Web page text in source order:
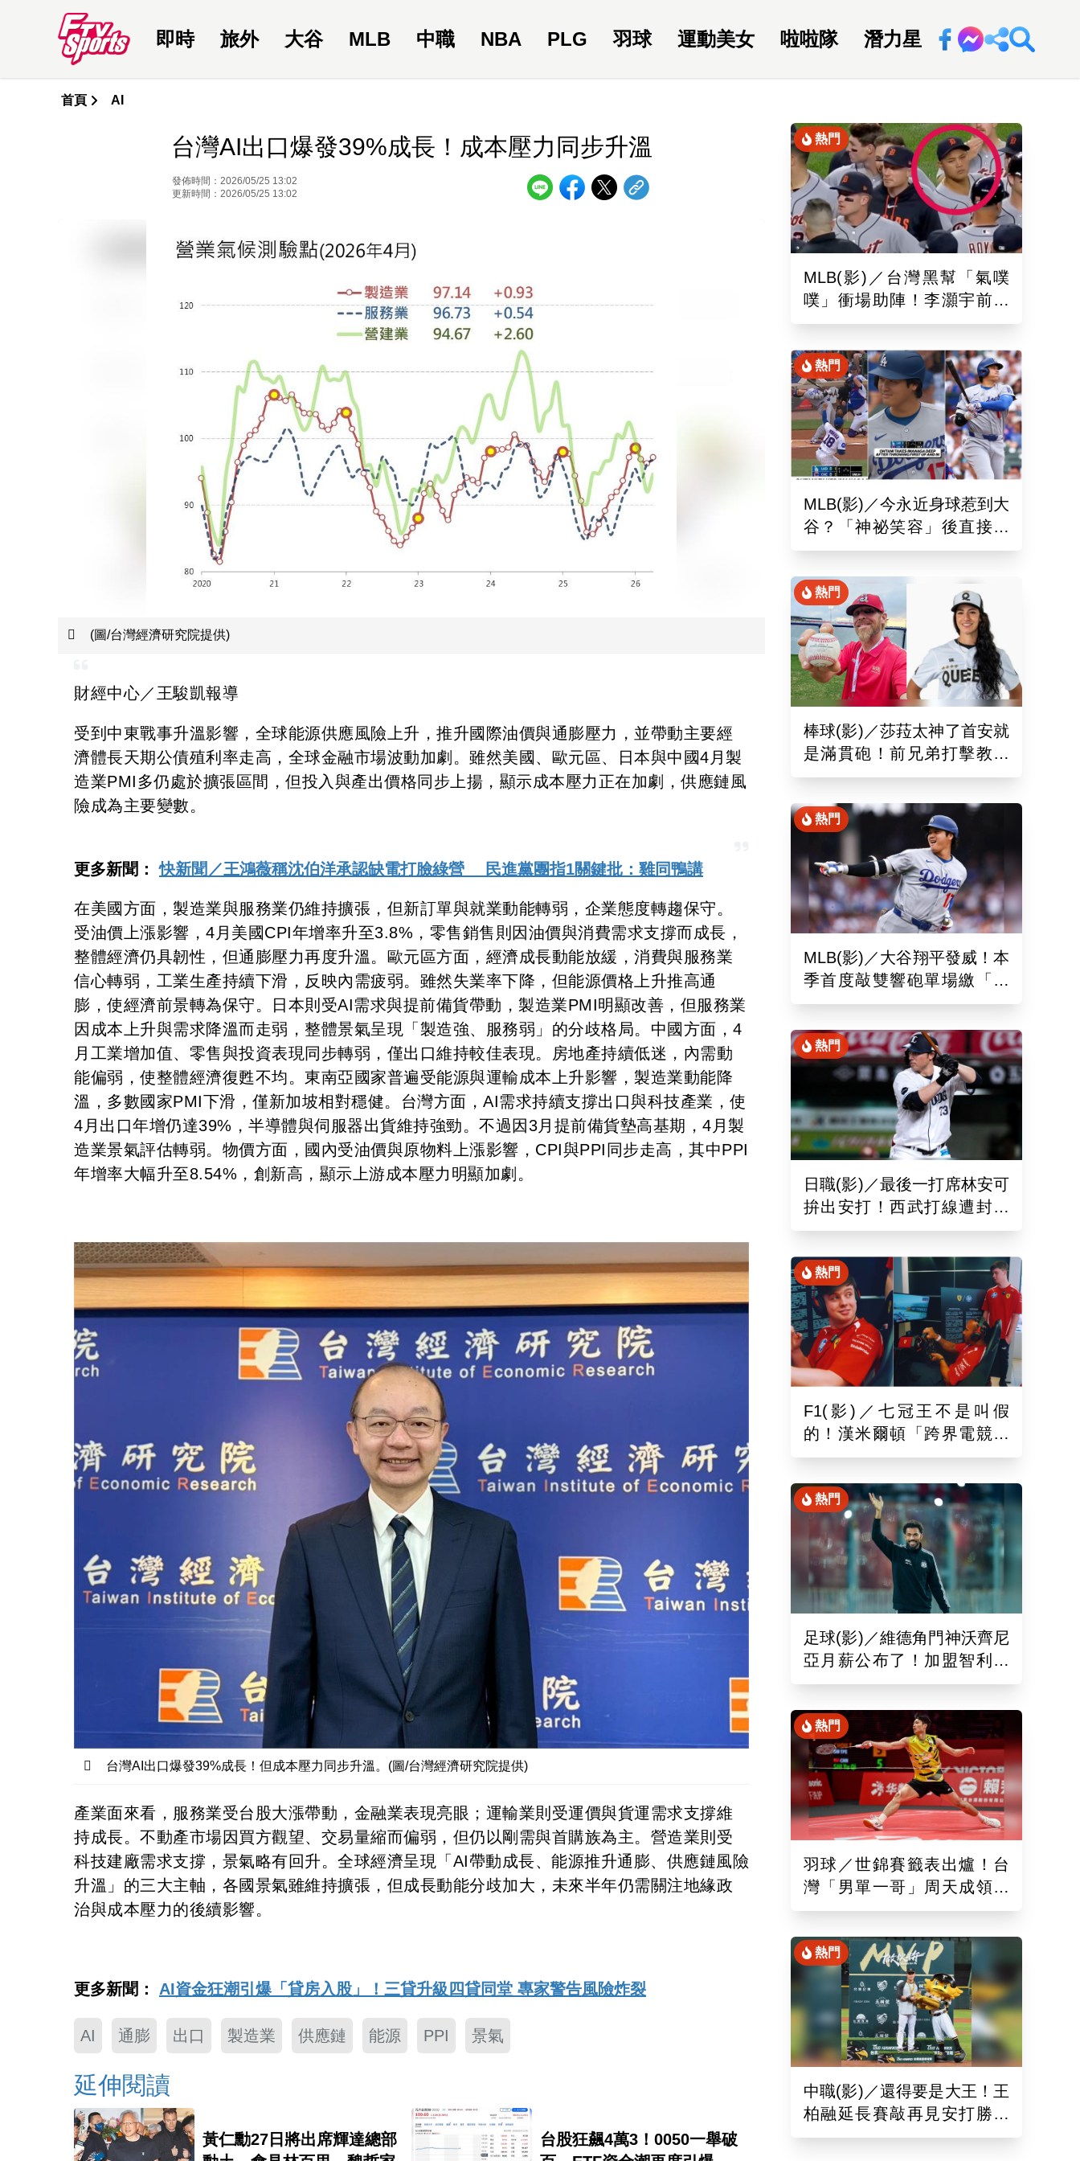
即時 旅外 大谷 MLB 中職 NBA PLG 羽球 運動美女 啦啦隊 潛力星 回新聞網
首頁 AI
台灣AI出口爆發39%成長！成本壓力同步升溫
發佈時間：2026/05/25 13:02
更新時間：2026/05/25 13:02
(圖/台灣經濟研究院提供)
財經中心／王駿凱報導
受到中東戰事升溫影響，全球能源供應風險上升，推升國際油價與通膨壓力，並帶動主要經
濟體長天期公債殖利率走高，全球金融市場波動加劇。雖然美國、歐元區、日本與中國4月製
造業PMI多仍處於擴張區間，但投入與產出價格同步上揚，顯示成本壓力正在加劇，供應鏈風
險成為主要變數。
更多新聞：快新聞／王鴻薇稱沈伯洋承認缺電打臉綠營 民進黨團指1關鍵批：雞同鴨講
在美國方面，製造業與服務業仍維持擴張，但新訂單與就業動能轉弱，企業態度轉趨保守。
受油價上漲影響，4月美國CPI年增率升至3.8%，零售銷售則因油價與消費需求支撐而成長，
整體經濟仍具韌性，但通膨壓力再度升溫。歐元區方面，經濟成長動能放緩，消費與服務業
信心轉弱，工業生產持續下滑，反映內需疲弱。雖然失業率下降，但能源價格上升推高通
膨，使經濟前景轉為保守。日本則受AI需求與提前備貨帶動，製造業PMI明顯改善，但服務業
因成本上升與需求降溫而走弱，整體景氣呈現「製造強、服務弱」的分歧格局。中國方面，4
月工業增加值、零售與投資表現同步轉弱，僅出口維持較佳表現。房地產持續低迷，內需動
能偏弱，使整體經濟復甦不均。東南亞國家普遍受能源與運輸成本上升影響，製造業動能降
溫，多數國家PMI下滑，僅新加坡相對穩健。台灣方面，AI需求持續支撐出口與科技產業，使
4月出口年增仍達39%，半導體與伺服器出貨維持強勁。不過因3月提前備貨墊高基期，4月製
造業景氣評估轉弱。物價方面，國內受油價與原物料上漲影響，CPI與PPI同步走高，其中PPI
年增率大幅升至8.54%，創新高，顯示上游成本壓力明顯加劇。
台灣AI出口爆發39%成長！但成本壓力同步升溫。(圖/台灣經濟研究院提供)
產業面來看，服務業受台股大漲帶動，金融業表現亮眼；運輸業則受運價與貨運需求支撐維
持成長。不動產市場因買方觀望、交易量縮而偏弱，但仍以剛需與首購族為主。營造業則受
科技建廠需求支撐，景氣略有回升。全球經濟呈現「AI帶動成長、能源推升通膨、供應鏈風險
升溫」的三大主軸，各國景氣雖維持擴張，但成長動能分歧加大，未來半年仍需關注地緣政
治與成本壓力的後續影響。
更多新聞： AI資金狂潮引爆「貸房入股」！三貸升級四貸同堂 專家警告風險炸裂
AI 通膨 出口 製造業 供應鏈 能源 PPI 景氣
延伸閱讀
黃仁勳27日將出席輝達總部
台股狂飆4萬3！0050一舉破
熱門
MLB(影)／台灣黑幫「氣噗
噗」衝場助陣！李灝宇前輩
遭觸身球「引爆大場面」
熱門
MLB(影)／今永近身球惹到大
谷？「神祕笑容」後直接開
轟 日球迷：這笑壓迫感太
熱門
棒球(影)／莎菈太神了首安就
是滿貫砲！前兄弟打擊教練
締造美國女子職棒聯盟紀錄
熱門
MLB(影)／大谷翔平發威！本
季首度敲雙響砲單場繳「猛
打賞」！道奇依舊苦吞6連敗
熱門
日職(影)／最後一打席林安可
拚出安打！西武打線遭封鎖
0：8不敵羅德吞2連敗
熱門
F1(影)／七冠王不是叫假
的！漢米爾頓「跨界電競」
狂飆 創最速成績職業選手
熱門
足球(影)／維德角門神沃齊尼
亞月薪公布了！加盟智利豪
門還讓聯盟破例改規定
熱門
羽球／世錦賽籤表出爐！台
灣「男單一哥」周天成領軍
率15組台將遠赴印度拚戰
熱門
中職(影)／還得要是大王！王
柏融延長賽敲再見安打勝桃
猿 終止對戰5連敗